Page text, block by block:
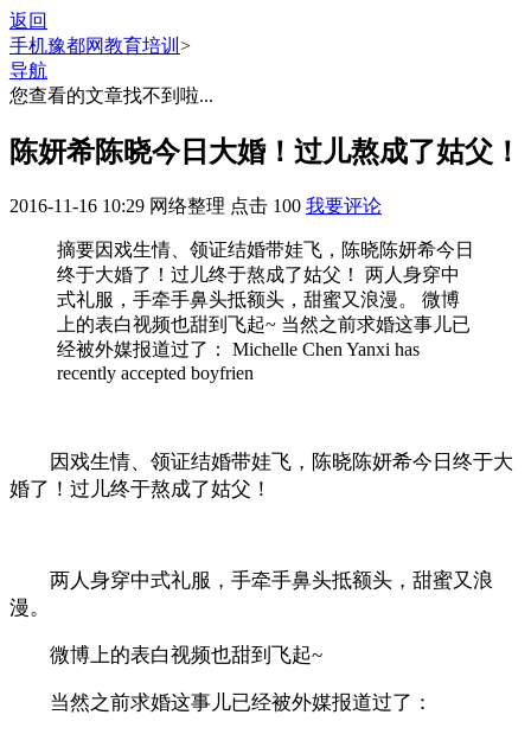
返回
手机豫都网教育培训 >
导航
您查看的文章找不到啦...
陈妍希陈晓今日大婚！过儿熬成了姑父！
2016-11-16 10:29 网络整理 点击 100 我要评论
摘要因戏生情、领证结婚带娃飞，陈晓陈妍希今日
终于大婚了！过儿终于熬成了姑父！ 两人身穿中
式礼服，手牵手鼻头抵额头，甜蜜又浪漫。 微博
上的表白视频也甜到飞起~ 当然之前求婚这事儿已
经被外媒报道过了： Michelle Chen Yanxi has
recently accepted boyfrien
因戏生情、领证结婚带娃飞，陈晓陈妍希今日终于大
婚了！过儿终于熬成了姑父！
两人身穿中式礼服，手牵手鼻头抵额头，甜蜜又浪
漫。
微博上的表白视频也甜到飞起~
当然之前求婚这事儿已经被外媒报道过了：